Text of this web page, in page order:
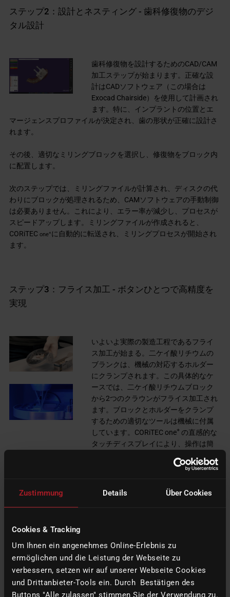
Zustimmung Details Über Cookies
Cookies & Tracking
Um Ihnen ein angenehmes Online-Erlebnis zu
ermöglichen und die Leistung der Webseite zu
verbessern, setzen wir auf unserer Webseite Cookies
und Drittanbieter-Tools ein. Durch Bestätigen des
Buttons "Alle zulassen" stimmen Sie der Verwendung zu.
ステップ2：設計とネスティング - 歯科修復物のデジ
タル設計
歯科修復物を設計するためのCAD/CAM
加工ステップが始まります。正確な設
計はCADソフトウェア（この場合は
Exocad Chairside）を使用して計画され
ます。特に、インプラントの位置とエ
マージェンスプロファイルが決定され、歯の形状が正確に設計さ
れます。
その後、適切なミリングブロックを選択し、修復物をブロック内
に配置します。
次のステップでは、ミリングファイルが計算され、ディスクの代
わりにブロックが処理されるため、CAMソフトウェアの手動制御
は必要ありません。これにより、エラー率が減少し、プロセスが
スピードアップします。ミリングファイルが作成されると、
CORiTEC one+ に自動的に転送され、ミリングプロセスが開始され
ます。
ステップ3：フライス加工 - ボタンひとつで高精度を
実現
いよいよ実際の製造工程であるフライ
ス加工が始まる。二ケイ酸リチウムの
ブランクは、機械の対応するホルダー
にクランプされます。この具体的なケ
ースでは、二ケイ酸リチウムブロック
から2つのクラウンがフライス加工され
ます。ブロックとホルダーをクランプ
するための適切なツールは機械に付属
しています。CORiTEC one+ の直感的な
タッチディスプレイにより、操作は簡
多くの可能性を提供します。様々な材
外し、クラウンを最終仕上げします。
ブロックから切り離されたクラウン
は、研磨によってさらに加工すること
ができます。色付けも可能です。この
場合、クラウンは焼結炉で焼成され、